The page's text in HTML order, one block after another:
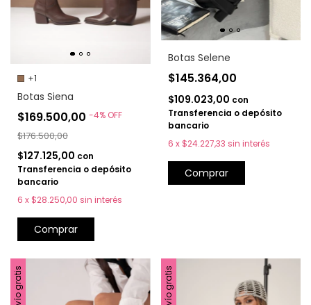
+1
Botas Siena
$169.500,00 -4% OFF
$176.500,00
$127.125,00 con
Transferencia o depósito
bancario
6 x $28.250,00 sin interés
Comprar
Botas Selene
$145.364,00
$109.023,00 con
Transferencia o depósito
bancario
6 x $24.227,33 sin interés
Comprar
Envío gratis Envío gratis